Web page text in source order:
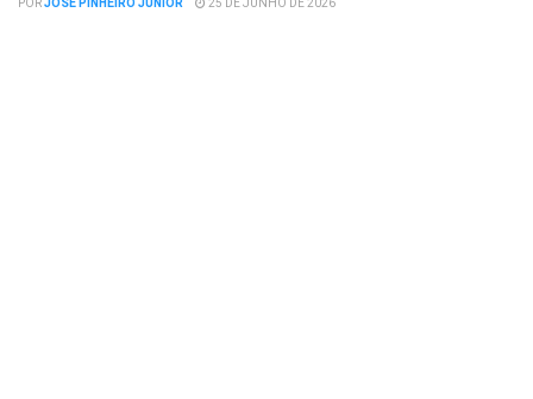
PORJOSÉ PINHEIRO JÚNIOR 25 DE JUNHO DE 2026